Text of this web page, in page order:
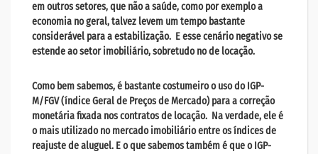
em outros setores, que não a saúde, como por exemplo a
economia no geral, talvez levem um tempo bastante
considerável para a estabilização. E esse cenário negativo se
estende ao setor imobiliário, sobretudo no de locação.
Como bem sabemos, é bastante costumeiro o uso do IGP-
M/FGV (índice Geral de Preços de Mercado) para a correção
monetária fixada nos contratos de locação. Na verdade, ele é
o mais utilizado no mercado imobiliário entre osíndices de
reajustedealuguel. E o que sabemos também é que o IGP-